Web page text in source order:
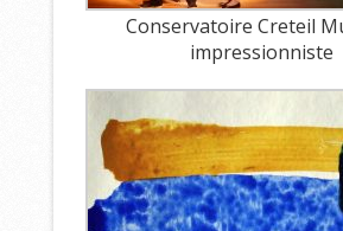
Conservatoire Creteil
impressionniste